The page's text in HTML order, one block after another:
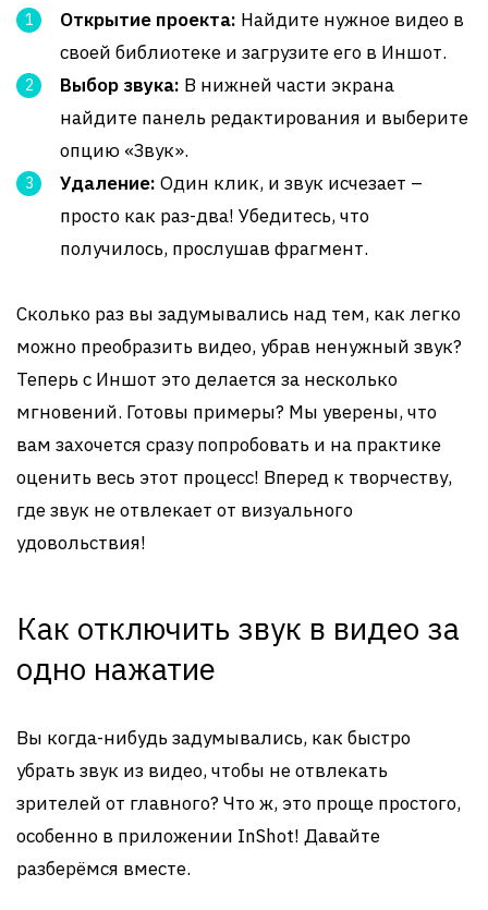
Открытие проекта: Найдите нужное видео в
своей библиотеке и загрузите его в Иншот.
Выбор звука: В нижней части экрана
найдите панель редактирования и выберите
опцию «Звук».
Удаление: Один клик, и звук исчезает –
просто как раз-два! Убедитесь, что
получилось, прослушав фрагмент.
Сколько раз вы задумывались над тем, как легко
можно преобразить видео, убрав ненужный звук?
Теперь с Иншот это делается за несколько
мгновений. Готовы примеры? Мы уверены, что
вам захочется сразу попробовать и на практике
оценить весь этот процесс! Вперед к творчеству,
где звук не отвлекает от визуального
удовольствия!
Как отключить звук в видео за
одно нажатие
Вы когда-нибудь задумывались, как быстро
убрать звук из видео, чтобы не отвлекать
зрителей от главного? Что ж, это проще простого,
особенно в приложении InShot! Давайте
разберёмся вместе.